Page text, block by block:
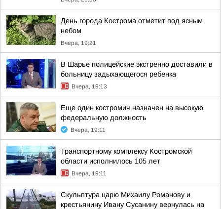
День города Кострома отметит под ясным
небом
Вчера, 19:21
В Шарье полицейские экстренно доставили в
больницу задыхающегося ребенка
Вчера, 19:13
Еще один костромич назначен на высокую
федеральную должность
Вчера, 19:11
Транспортному комплексу Костромской
области исполнилось 105 лет
Вчера, 19:11
Скульптура царю Михаилу Романову и
крестьянину Ивану Сусанину вернулась на